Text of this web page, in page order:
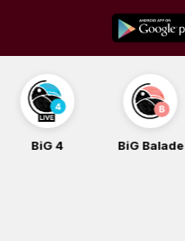
content
BiG 4 BiG Balade